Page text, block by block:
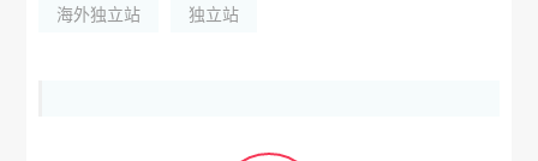
海外独立站 独立站